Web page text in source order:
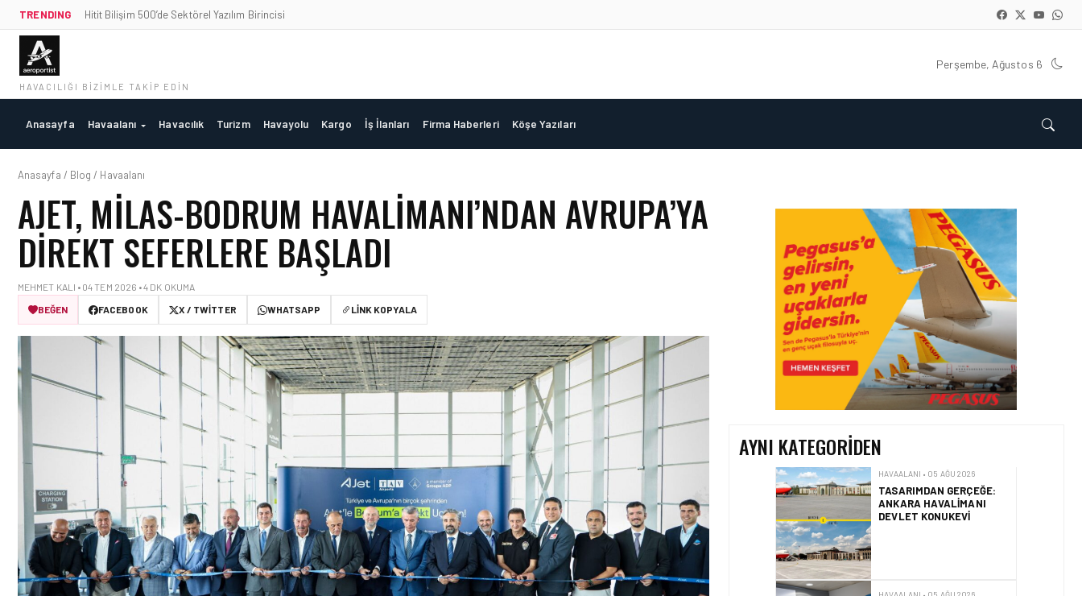
TRENDING Hitit Bilişim 500’de Sektörel Yazılım Birincisi
HAVACILIĞI BIZIMLE TAKIP EDIN
Perşembe, Ağustos 6
Anasayfa Havaalanı Havacılık Turizm Havayolu Kargo İş İlanları Firma Haberleri Köşe Yazıları
Anasayfa / Blog / Havaalanı
AJET, MILAS-BODRUM HAVALIMANI’NDAN AVRUPA’YA
DIREKT SEFERLERE BAŞLADI
MEHMET KALI • 04 TEM 2026 • 4 DK OKUMA
BEĞEN
FACEBOOK X / TWITTER WHATSAPP LINK KOPYALA
AYNI KATEGORIDEN
HAVAALANI • 05 AĞU 2026
İSTANBUL VALI
YARDIMCISI BEKIR
DINKIRCI’DEN KONTROL
KULESI’NE ZIYARET
HAVAALANI • 05 AĞU 2026
TASARIMDAN GERÇEĞE:
ANKARA HAVALIMANI
DEVLET KONUKEVI
MEMURLARINDAN CAN
KURTARAN HAMLE